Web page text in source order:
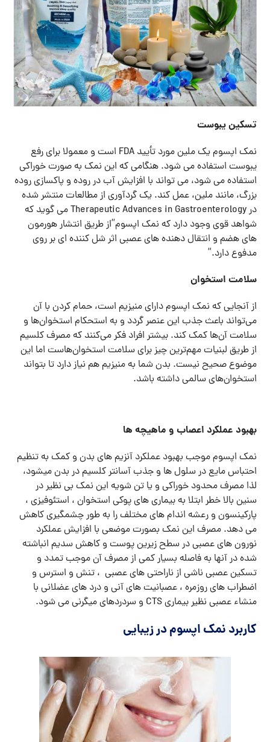
تسکین یبوست
نمک اپسوم یک ملین مورد تأیید FDA است و معمولا برای رفع
یبوست استفاده می شود. هنگامی که این نمک به صورت خوراکی
استفاده می شود، می تواند با افزایش آب در روده و پاکسازی روده
بزرگ، مانند ملین، عمل کند. یک گردآوری از مطالعات منتشر شده
در Therapeutic Advances in Gastroenterology می گوید که
شواهد قوی وجود دارد که نمک اپسوم”از طریق انتشار هورمون
های هضم و انتقال دهنده های عصبی اثر شل کننده ای بر روی
مدفوع دارد.”
سلامت استخوان‌
از آنجایی که نمک اپسوم دارای منیزیم است، حمام کردن با آن
می‌تواند باعث جذب این عنصر گردد و به استحکام استخوان‌ها و
سلامت آن‌ها کمک کند. بیشتر افراد فکر می‌کنند که مصرف کلسیم
از طریق لبنیات مهم‌ترین چیز برای سلامت استخوان‌هاست اما این
موضوع صحیح نیست. بدن شما به منیزیم هم نیاز دارد تا بتواند
استخوان‌های سالمی داشته باشد.
بهبود عملکرد اعصاب و ماهیچه ها
نمک اپسوم موجب بهبود عملکرد آنزیم های بدن و کمک به تنظیم
احتباس مایع در سلول ها و جذب آسانتر کلسیم در بدن میشود،
لذا مصرف محدود خوراکی و یا تن شویه این نمک بی نظیر در
سنین بالا خطر ابتلا به بیماری های پوکی استخوان ، استئوفیزی ،
پارکینسون و رعشه اندام های مختلف را به طور چشمگیری کاهش
می دهد. مصرف این نمک بصورت موضعی با افزایش عملکرد
نورون های عصبی در سطح زیرین پوست و کاهش سدیم انباشته
شده در آنها به فاصله بسیار کمی از مصرف آن موجب تمدد و
تسکین عصبی ناشی از ناراحتی های عصبی ، تنش و استرس و
اضطراب های روزمره ، عصبانیت های آنی و درد های عضلانی با
منشاء عصبی نظیر بیماری CTS و سردردهای میگرنی می شود.
کاربرد نمک اپسوم در زیبایی